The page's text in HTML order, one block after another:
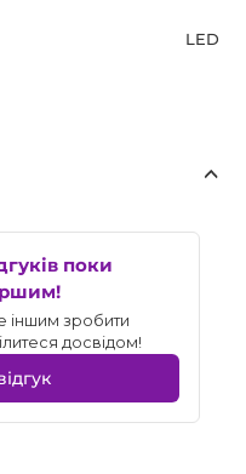
LED
поки
іншим зробити
досвідом!